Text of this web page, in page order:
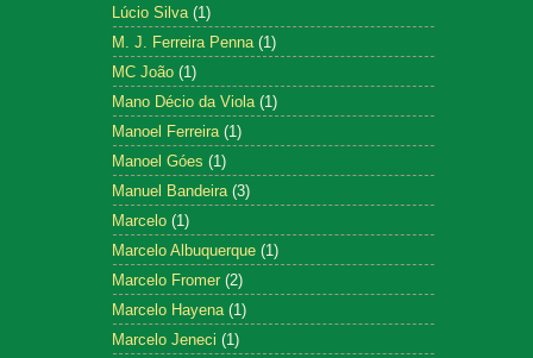
Lúcio Silva (1)
M. J. Ferreira Penna (1)
MC João (1)
Mano Décio da Viola (1)
Manoel Ferreira (1)
Manoel Góes (1)
Manuel Bandeira (3)
Marcelo (1)
Marcelo Albuquerque (1)
Marcelo Fromer (2)
Marcelo Hayena (1)
Marcelo Jeneci (1)